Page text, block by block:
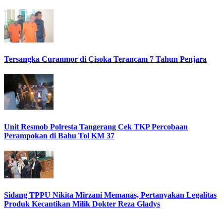
Tersangka Curanmor di Cisoka Terancam 7 Tahun Penjara
Unit Resmob Polresta Tangerang Cek TKP Percobaan
Perampokan di Bahu Tol KM 37
Sidang TPPU Nikita Mirzani Memanas, Pertanyakan Legalitas
Produk Kecantikan Milik Dokter Reza Gladys